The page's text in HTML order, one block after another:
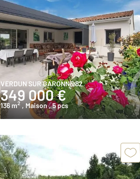
VERDUN SUR GARONNE 82
349 000 €
136 m2 , Maison, 5 pcs